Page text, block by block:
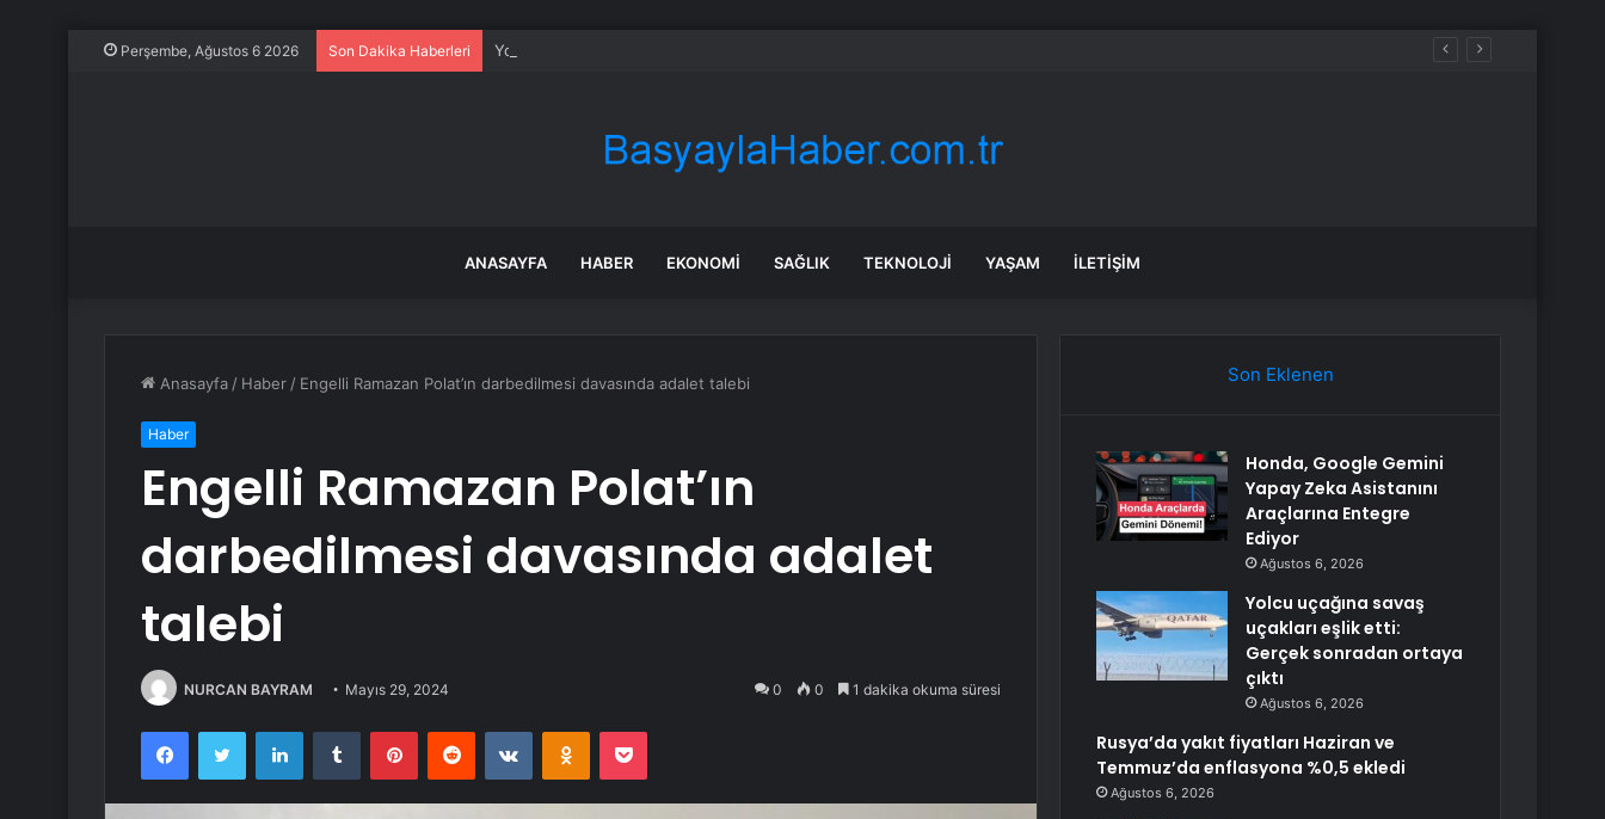
Perşembe, Ağustos 6 2026 Son Dakika Haberleri Yolcu uçağına savaş uçakları eşlik etti: Gerçek sonradan ortaya çıktı
ANASAYFA HABER EKONOMI SAĞLIK TEKNOLOJI YAŞAM İLETIŞIM
Anasayfa / Haber / Engelli Ramazan Polat’ın darbedilmesi davasında adalet talebi
Haber
Engelli Ramazan Polat’ın
darbedilmesi davasında adalet
talebi
NURCAN BAYRAM Mayıs 29, 2024 0 0 1 dakika okuma süresi
FacebookTwitter LinkedInTumblr PinterestReddit VKontakteOdnoklassniki
Pocket
Son Eklenen
Honda, Google Gemini
Yapay Zeka Asistanını
Araçlarına Entegre
Ediyor
Ağustos 6, 2026
Yolcu uçağına savaş
uçakları eşlik etti:
Gerçek sonradan ortaya
çıktı
Ağustos 6, 2026
Rusya’da yakıt fiyatları Haziran ve
Temmuz’da enflasyona %0,5 ekledi
Ağustos 6, 2026